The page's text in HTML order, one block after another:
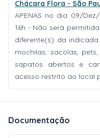
Chácara Flora - São
APENAS no dia 09/
16h - Não será
diferente(s) da
mochilas, sacolas,
sapatos abertos e
acesso restrito ao local
Documentação